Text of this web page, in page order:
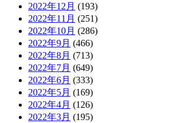
2022年12月 (193)
2022年11月 (251)
2022年10月 (286)
2022年9月 (466)
2022年8月 (713)
2022年7月 (649)
2022年6月 (333)
2022年5月 (169)
2022年4月 (126)
2022年3月 (195)